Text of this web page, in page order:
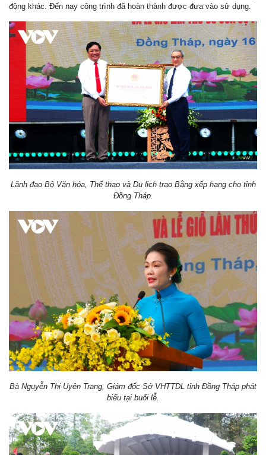
động khác. Đến nay công trình đã hoàn thành được đưa vào sử dụng.
Lãnh đạo Bộ Văn hóa, Thể thao và Du lịch trao Bằng xếp hạng cho tỉnh
Đồng Tháp.
Bà Nguyễn Thị Uyên Trang, Giám đốc Sở VHTTDL tỉnh Đồng Tháp phát
biểu tại buổi lễ.